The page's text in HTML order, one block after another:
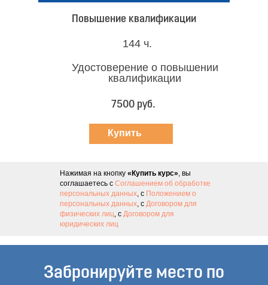
Повышение квалификации
Удостоверение о повышении
квалификации
144 ч.
7500 руб.
Купить
курс
Нажимая на кнопку «Купить курс», вы
соглашаетесь с Соглашением об обработке
персональных данных, с Положением о
персональных данных, с Договором для
физических лиц, с Договором для
юридических лиц
Забронируйте место по